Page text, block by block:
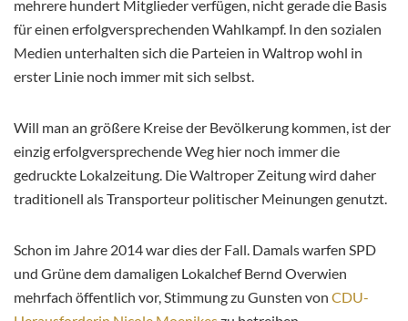
mehrere hundert Mitglieder verfügen, nicht gerade die Basis
für einen erfolgversprechenden Wahlkampf. In den sozialen
Medien unterhalten sich die Parteien in Waltrop wohl in
erster Linie noch immer mit sich selbst.
Will man an größere Kreise der Bevölkerung kommen, ist der
einzig erfolgversprechende Weg hier noch immer die
gedruckte Lokalzeitung. Die Waltroper Zeitung wird daher
traditionell als Transporteur politischer Meinungen genutzt.
Schon im Jahre 2014 war dies der Fall. Damals warfen SPD
und Grüne dem damaligen Lokalchef Bernd Overwien
mehrfach öffentlich vor, Stimmung zu Gunsten von CDU-